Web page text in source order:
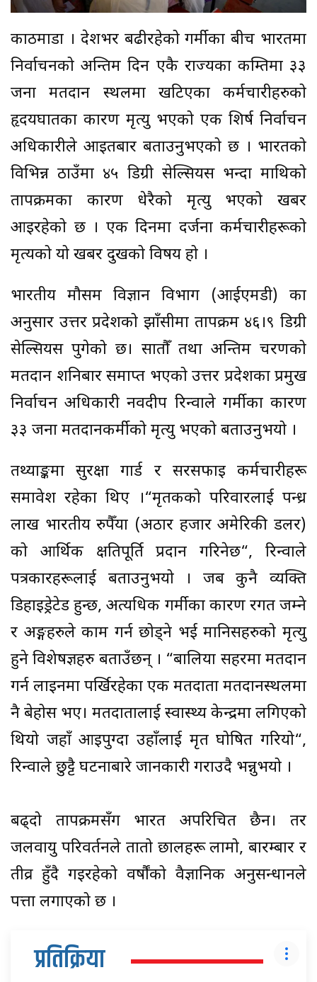
काठमाडौं । देशभर बढीरहेको गर्मीका बीच भारतमा
निर्वाचनको अन्तिम दिन एकै राज्यका कम्तिमा ३३
जना मतदान स्थलमा खटिएका कर्मचारीहरुको
हृदयघातका कारण मृत्यु भएको एक शिर्ष निर्वाचन
अधिकारीले आइतबार बताउनुभएको छ । भारतको
विभिन्न ठाउँमा ४५ डिग्री सेल्सियस भन्दा माथिको
तापक्रमका कारण धेरैको मृत्यु भएको खबर
आइरहेको छ । एक दिनमा दर्जनौं कर्मचारीहरूको
मृत्यको यो खबर दुखको विषय हो ।
भारतीय मौसम विज्ञान विभाग (आईएमडी) का
अनुसार उत्तर प्रदेशको झाँसीमा तापक्रम ४६।९ डिग्री
सेल्सियस पुगेको छ। सातौँ तथा अन्तिम चरणको
मतदान शनिबार समाप्त भएको उत्तर प्रदेशका प्रमुख
निर्वाचन अधिकारी नवदीप रिन्वाले गर्मीका कारण
३३ जना मतदानकर्मीको मृत्यु भएको बताउनुभयो ।
तथ्याङ्कमा सुरक्षा गार्ड र सरसफाइ कर्मचारीहरू
समावेश रहेका थिए ।“मृतकको परिवारलाई पन्ध्र
लाख भारतीय रुपैँया (अठार हजार अमेरिकी डलर)
को आर्थिक क्षतिपूर्ति प्रदान गरिनेछ“, रिन्वाले
पत्रकारहरूलाई बताउनुभयो । जब कुनै व्यक्ति
डिहाइड्रेटेड हुन्छ, अत्यधिक गर्मीका कारण रगत जम्ने
र अङ्गहरुले काम गर्न छोड्ने भई मानिसहरुको मृत्यु
हुने विशेषज्ञहरु बताउँछन् । “बालिया सहरमा मतदान
गर्न लाइनमा पर्खिरहेका एक मतदाता मतदानस्थलमा
नै बेहोस भए। मतदातालाई स्वास्थ्य केन्द्रमा लगिएको
थियो जहाँ आइपुग्दा उहाँलाई मृत घोषित गरियो“,
रिन्वाले छुट्टै घटनाबारे जानकारी गराउदै भन्नुभयो ।
बढ्दो तापक्रमसँग भारत अपरिचित छैन। तर
जलवायु परिवर्तनले तातो छालहरू लामो, बारम्बार र
तीव्र हुँदै गइरहेको वर्षौंको वैज्ञानिक अनुसन्धानले
पत्ता लगाएको छ ।
प्रतिक्रिया